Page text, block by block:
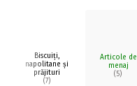
Biscuiți,
napolitane și
prăjituri
(7)
Articole de
menaj
(5)